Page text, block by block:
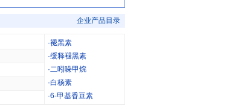
企业产品目录
·褪黑素
·缓释褪黑素
·二吲哚甲烷
·白杨素
·6-甲基香豆素